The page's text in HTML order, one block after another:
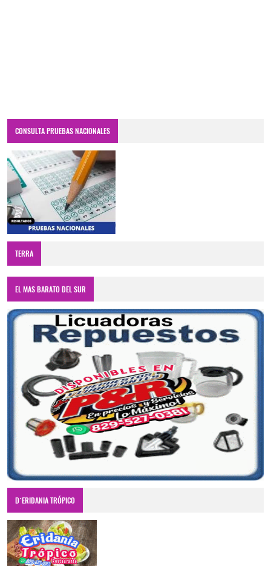
CONSULTA PRUEBAS NACIONALES
TERRA
EL MAS BARATO DEL SUR
D´ERIDANIA TRÓPICO